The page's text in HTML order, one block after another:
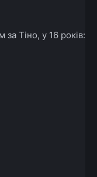
за Тіно, у 16 років: